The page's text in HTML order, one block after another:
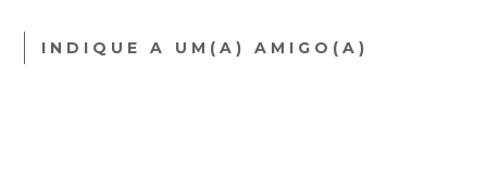
INDIQUE A UM(A) AMIGO(A)